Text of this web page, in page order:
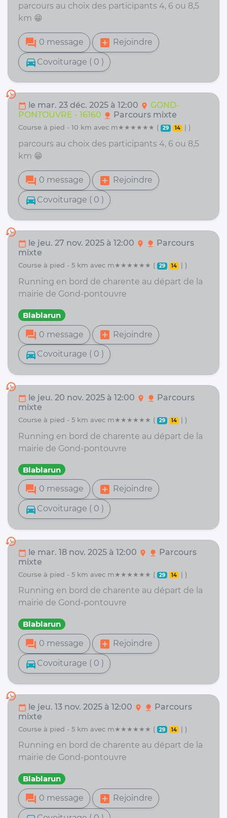
parcours au choix des participants 4, 6 ou 8,5
km 😁
forum 0 message add_box Rejoindre
directions_car Covoiturage ( 0 )
history
calendar_today le mar. 23 déc. 2025 à 12:00 location_on GOND-
PONTOUVRE - 16160 nature Parcours mixte
course à pied - 10 km avec m★★★★★★ ( 29 14 | )
parcours au choix des participants 4, 6 ou 8,5
km 😁
forum 0 message add_box Rejoindre
directions_car Covoiturage ( 0 )
history
calendar_today le jeu. 27 nov. 2025 à 12:00 location_on nature
Parcours
mixte
course à pied - 5 km avec m★★★★★★ ( 29 14 | )
Running en bord de charente au départ de la
mairie de Gond-pontouvre
Blablarun
forum 0 message add_box Rejoindre
directions_car Covoiturage ( 0 )
history
calendar_today le jeu. 20 nov. 2025 à 12:00 location_on nature
Parcours
mixte
course à pied - 5 km avec m★★★★★★ ( 29 14 | )
Running en bord de charente au départ de la
mairie de Gond-pontouvre
Blablarun
forum 0 message add_box Rejoindre
directions_car Covoiturage ( 0 )
history
calendar_today le mar. 18 nov. 2025 à 12:00 location_on nature Parcours
mixte
course à pied - 5 km avec m★★★★★★ ( 29 14 | )
Running en bord de charente au départ de la
mairie de Gond-pontouvre
Blablarun
forum 0 message add_box Rejoindre
directions_car Covoiturage ( 0 )
history
calendar_today le jeu. 13 nov. 2025 à 12:00 location_on nature Parcours
mixte
course à pied - 5 km avec m★★★★★★ ( 29 14 | )
Running en bord de charente au départ de la
mairie de Gond-pontouvre
Blablarun
forum 0 message add_box Rejoindre